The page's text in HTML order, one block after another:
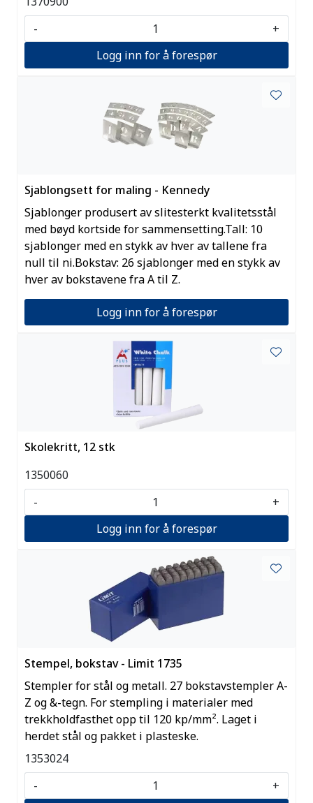
-
+
Logg inn for å forespør
Sjablongsett for maling - Kennedy
Sjablonger produsert av slitesterkt kvalitetsstål
med bøyd kortside for sammensetting.Tall: 10
sjablonger med en stykk av hver av tallene fra
null til ni.Bokstav: 26 sjablonger med en stykk av
hver av bokstavene fra A til Z.
Logg inn for å forespør
Skolekritt, 12 stk
1350060
-
+
Logg inn for å forespør
Stempel, bokstav - Limit 1735
Stempler for stål og metall. 27 bokstavstempler A-
Z og &-tegn. For stempling i materialer med
trekkholdfasthet opp til 120 kp/mm². Laget i
herdet stål og pakket i plasteske.
1353024
-
+